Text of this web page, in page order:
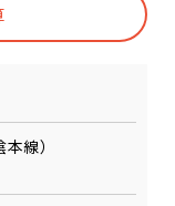
線）